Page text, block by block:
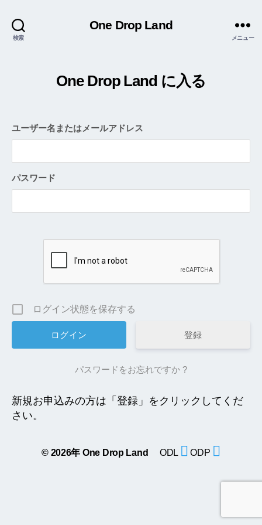
検索
One Drop Land
メニュー
One Drop Land に入る
ユーザー名またはメールアドレス
パスワード
ログイン状態を保存する
登録
パスワードをお忘れですか ?
新規お申込みの方は「登録」をクリックしてくだ
さい。
© 2026年 One Drop Land ODL ODP